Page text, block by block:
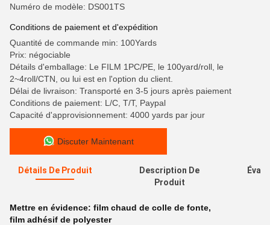
Numéro de modèle: DS001TS
Conditions de paiement et d'expédition
Quantité de commande min: 100Yards
Prix: négociable
Détails d'emballage: Le FILM 1PC/PE, le 100yard/roll, le
2~4roll/CTN, ou lui est en l'option du client.
Délai de livraison: Transporté en 3-5 jours après paiement
Conditions de paiement: L/C, T/T, Paypal
Capacité d'approvisionnement: 4000 yards par jour
Discuter Maintenant
Détails De Produit
Description De
Produit
Mettre en évidence: film chaud de colle de fonte,
film adhésif de polyester